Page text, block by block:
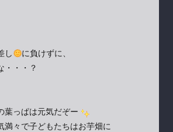
し
に負けずに、
・・・？
葉っぱは元気だぞー
満々で子どもたちはお芋畑に